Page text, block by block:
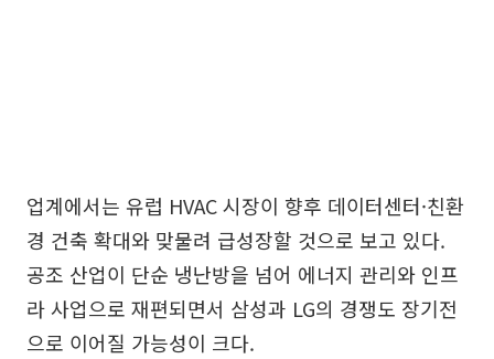
업계에서는 유럽 HVAC 시장이 향후 데이터센터·친환
경 건축 확대와 맞물려 급성장할 것으로 보고 있다.
공조 산업이 단순 냉난방을 넘어 에너지 관리와 인프
라 사업으로 재편되면서 삼성과 LG의 경쟁도 장기전
으로 이어질 가능성이 크다.